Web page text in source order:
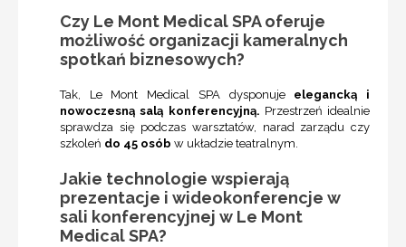
Czy Le Mont Medical SPA oferuje
możliwość organizacji kameralnych
spotkań biznesowych?
Tak, Le Mont Medical SPA dysponuje elegancką i
nowoczesną salą konferencyjną. Przestrzeń idealnie
sprawdza się podczas warsztatów, narad zarządu czy
szkoleń do 45 osób w układzie teatralnym.
Jakie technologie wspierają
prezentacje i wideokonferencje w
sali konferencyjnej w Le Mont
Medical SPA?